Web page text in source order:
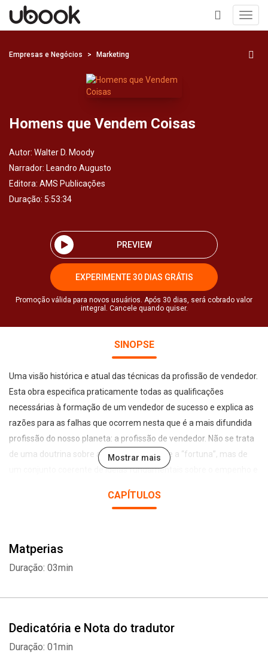
+
Empresas e Negócios Marketing
Homens que Vendem Coisas
Autor: Walter D. Moody
Narrador: Leandro Augusto
Editora: AMS Publicações
Duração: 5:53:34
PREVIEW
EXPERIMENTE 30 DIAS GRÁTIS
Promoção válida para novos usuários. Após 30 dias, será cobrado valor
integral. Cancele quando quiser.
SINOPSE
Uma visão histórica e atual das técnicas da profissão de vendedor.
Esta obra especifica praticamente todas as qualificações
necessárias à formação de um vendedor de sucesso e explica as
razões para as falhas que ocorrem nesta que é a mais difundida
profissão do nosso planeta: a profissão de vendedor. Não se trata
de uma doutrina sobre a “sorte”, o “acaso” e a “fortuna”, mas de
um conjunto coerente de ideias fundamentais sobre o empenho e
profissional indolente, imprevidente e sonhador, mas daquele que
Mostrar mais
CAPÍTULOS
Matperias
Duração: 03min
Dedicatória e Nota do tradutor
Duração: 01min